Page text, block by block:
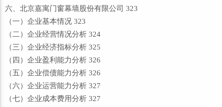
六、北京嘉寓门窗幕墙股份有限公司 323
（一）企业基本情况 323
（二）企业经营情况分析 324
（三）企业经济指标分析 325
（四）企业盈利能力分析 326
（五）企业偿债能力分析 326
（六）企业运营能力分析 327
（七）企业成本费用分析 327